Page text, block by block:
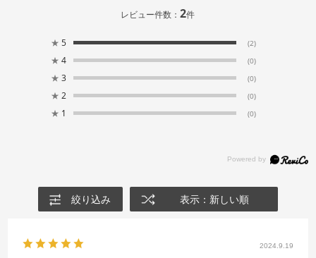
レビュー件数：2件
★ 5 (2)
★ 4 (0)
★ 3 (0)
★ 2 (0)
★ 1 (0)
絞り込み 表示：新しい順
2024.9.19